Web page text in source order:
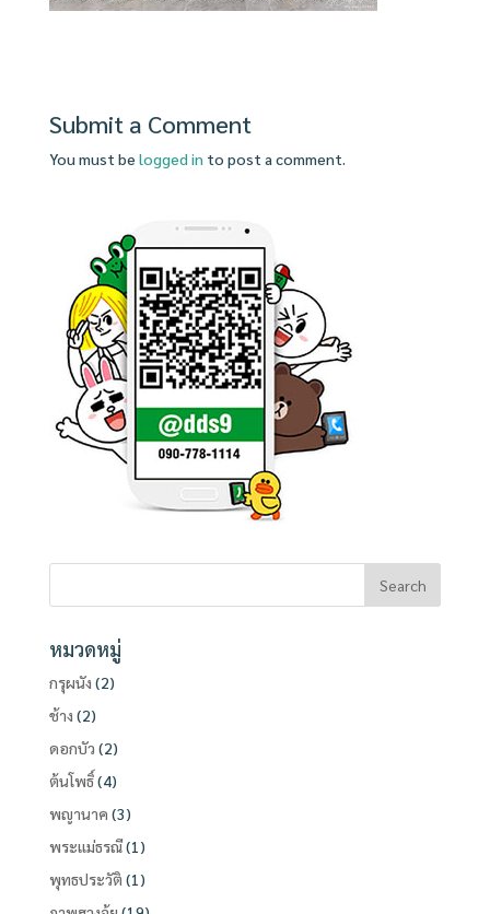
Submit a Comment
You must be logged in to post a comment.
หมวดหมู่
กรุผนัง (2)
ช้าง (2)
ดอกบัว (2)
ต้นโพธิ์(4)
พญานาค (3)
พระแม่ธรณี(1)
พุทธประวัติ (1)